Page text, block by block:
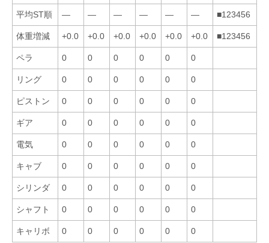
平均ST順 — — — — — — ■123456
体重増減 +0.0 +0.0 +0.0 +0.0 +0.0 +0.0 ■123456
ペラ 0 0 0 0 0 0
リング 0 0 0 0 0 0
ピストン 0 0 0 0 0 0
ギア 0 0 0 0 0 0
電気 0 0 0 0 0 0
キャブ 0 0 0 0 0 0
シリンダ 0 0 0 0 0 0
シャフト 0 0 0 0 0 0
キャリボ 0 0 0 0 0 0